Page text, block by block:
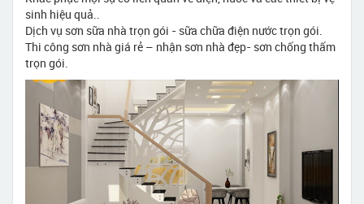
sinh hiệu quả..
Dịch vụ sơn sữa nhà trọn gói - sữa chữa điện nước trọn gói.
Thi công sơn nhà giá rẻ – nhận sơn nhà đẹp- sơn chống thấm
trọn gói.